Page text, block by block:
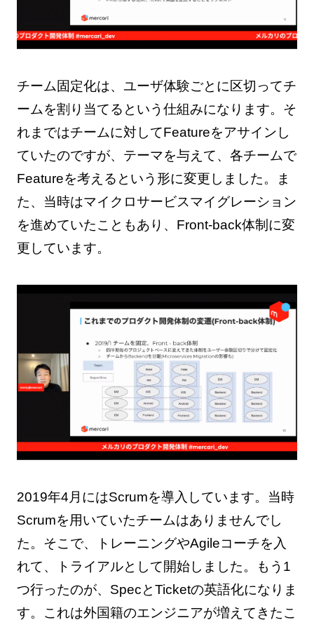
チーム固定化は、ユーザ体験ごとに区切ってチ
ームを割り当てるという仕組みになります。そ
れまではチームに対してFeatureをアサインし
ていたのですが、テーマを与えて、各チームで
Featureを考えるという形に変更しました。ま
た、当時はマイクロサービスマイグレーション
を進めていたこともあり、Front-back体制に変
更しています。
2019年4月にはScrumを導入しています。当時
Scrumを用いていたチームはありませんでし
た。そこで、トレーニングやAgileコーチを入
れて、トライアルとして開始しました。もう1
つ行ったのが、SpecとTicketの英語化になりま
す。これは外国籍のエンジニアが増えてきたこ